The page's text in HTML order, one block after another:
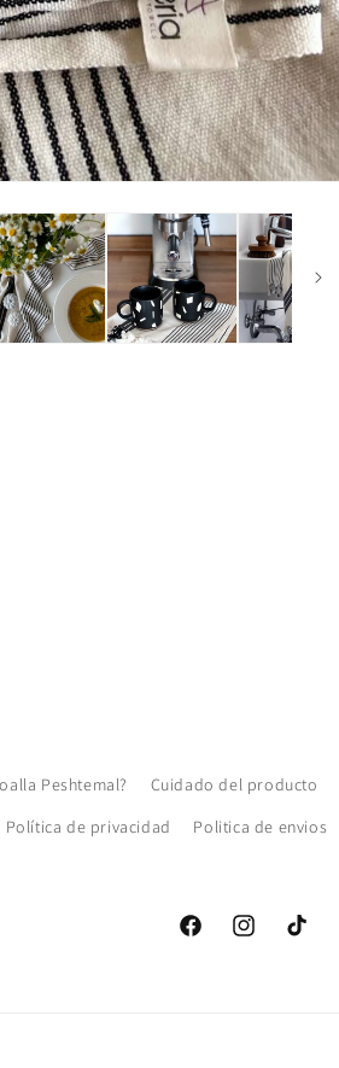
Peshtemal? Cuidado del producto
Política de privacidad
Politica de envios
FacebookInstagramTikTok